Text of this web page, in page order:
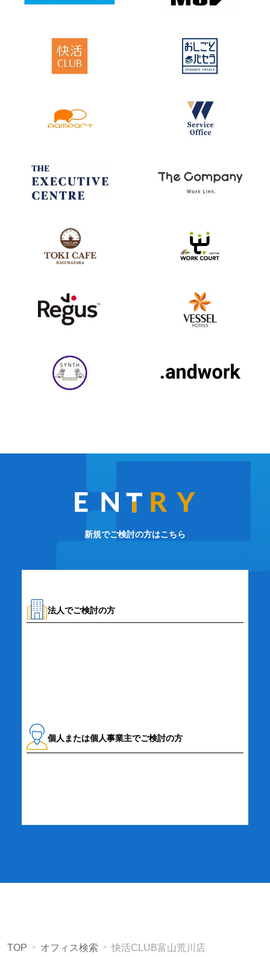
新規でご検討の方はこちら
法人でご検討の方
個人または個人事業主でご検討の方
TOP オフィス検索 快活CLUB富山荒川店